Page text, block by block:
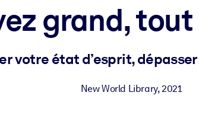
confiável e pronto para uso.
grand,
votre état d’esprit,
New World Library,2021